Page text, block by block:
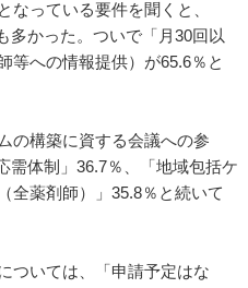
っている要件を聞くと、
多かった。ついで「月30回以
等への情報提供）が65.6％と
の構築に資する会議への参
需体制」36.7％、「地域包括ケ
全薬剤師）」35.8％と続いて
ついては、「申請予定はな